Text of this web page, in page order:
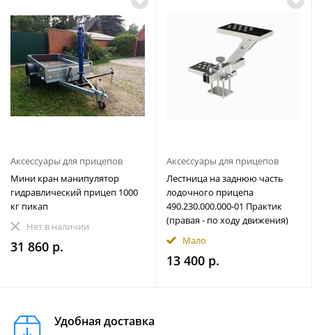
Аксессуары для прицепов
Мини кран манипулятор
гидравлический прицеп 1000
кг пикап
Нет в наличии
31 860 р.
Аксессуары для прицепов
Лестница на заднюю часть
лодочного прицепа
490.230.000.000-01 Практик
(правая - по ходу движения)
Мало
13 400 р.
Удобная доставка